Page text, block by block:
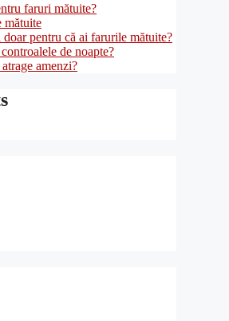
faruri mătuite?
mătuite
pentru că ai farurile mătuite?
de noapte?
amenzi?